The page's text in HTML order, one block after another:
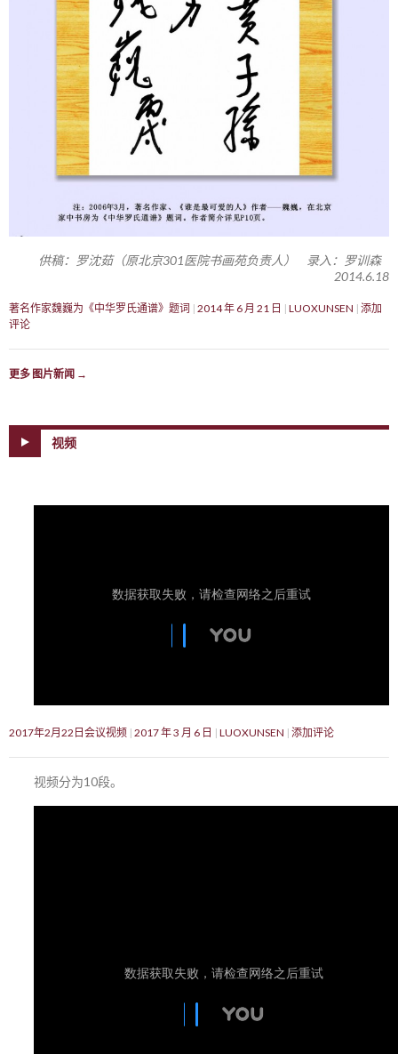
供稿：罗沈茹（原北京301医院书画苑负责人） 录入：罗训森
2014.6.18
著名作家魏巍为《中华罗氏通谱》题词 2014 年 6 月 21 日 LUOXUNSEN 添加
评论
更多 图片新闻 →
视频
2017年2月22日会议视频 2017 年 3 月 6 日 LUOXUNSEN 添加评论
视频分为10段。